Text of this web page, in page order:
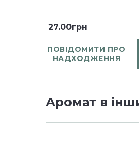
27.00грн
ПОВІДОМИТИ ПРО
НАДХОДЖЕННЯ
Аромат в